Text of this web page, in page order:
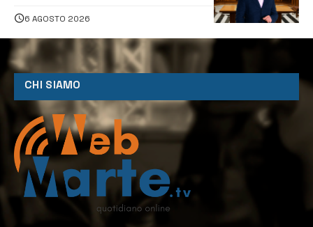
6 AGOSTO 2026
CHI SIAMO